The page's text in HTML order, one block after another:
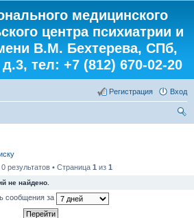
медицинского
центра психиатрии и
В.М. Бехтерева, СПб,
тел: +7 (812) 670-02-20
Вход
Регистрация
результатов • Страница 1 из 1
не найдено.
сообщения за